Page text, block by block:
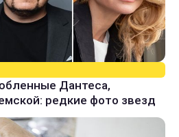
Дантеса,
редкие фото звезд